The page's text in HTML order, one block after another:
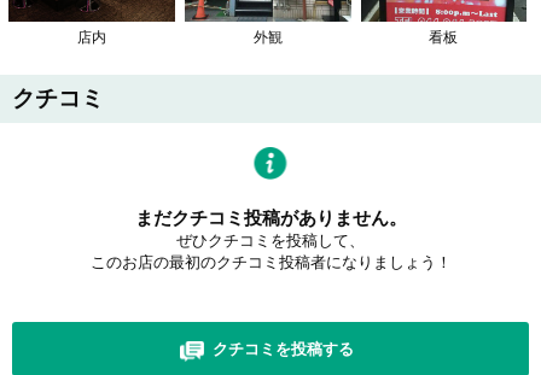
店内 外観 看板
クチコミ
まだクチコミ投稿がありません。
ぜひクチコミを投稿して、
このお店の最初のクチコミ投稿者になりましょう！
クチコミを投稿する